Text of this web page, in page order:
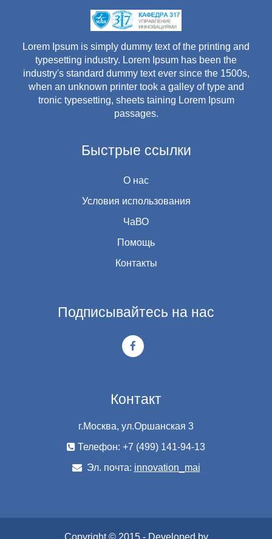
Lorem Ipsum is simply dummy text of the printing and
typesetting industry. Lorem Ipsum has been the
industry's standard dummy text ever since the 1500s,
when an unknown printer took a galley of type and
tronic typesetting, sheets taining Lorem Ipsum
passages.
Быстрые ссылки
О нас
Условия использования
ЧаВО
Помощь
Контакты
Подписывайтесь на нас
Контакт
г.Москва, ул.Оршанская 3
Телефон: +7 (499) 141-94-13
Эл. почта: innovation_mai